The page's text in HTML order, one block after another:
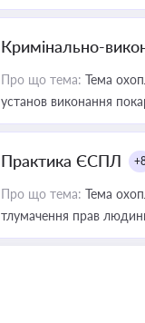
Кримінально-
Про що тема: Тема
установ виконання
Практика ЄСПЛ
Про що тема: Тема
тлумачення прав